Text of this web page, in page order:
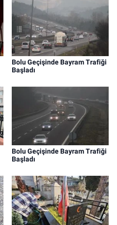
Bolu Geçişinde Bayram Trafiği
Başladı
Bolu Geçişinde Bayram Trafiği
Başladı